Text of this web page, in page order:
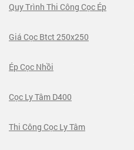
Quy Trình Thi Công Cọc Ép
Giá Cọc Btct 250x250
Ép Cọc Nhồi
Cọc Ly Tâm D400
Thi Công Cọc Ly Tâm